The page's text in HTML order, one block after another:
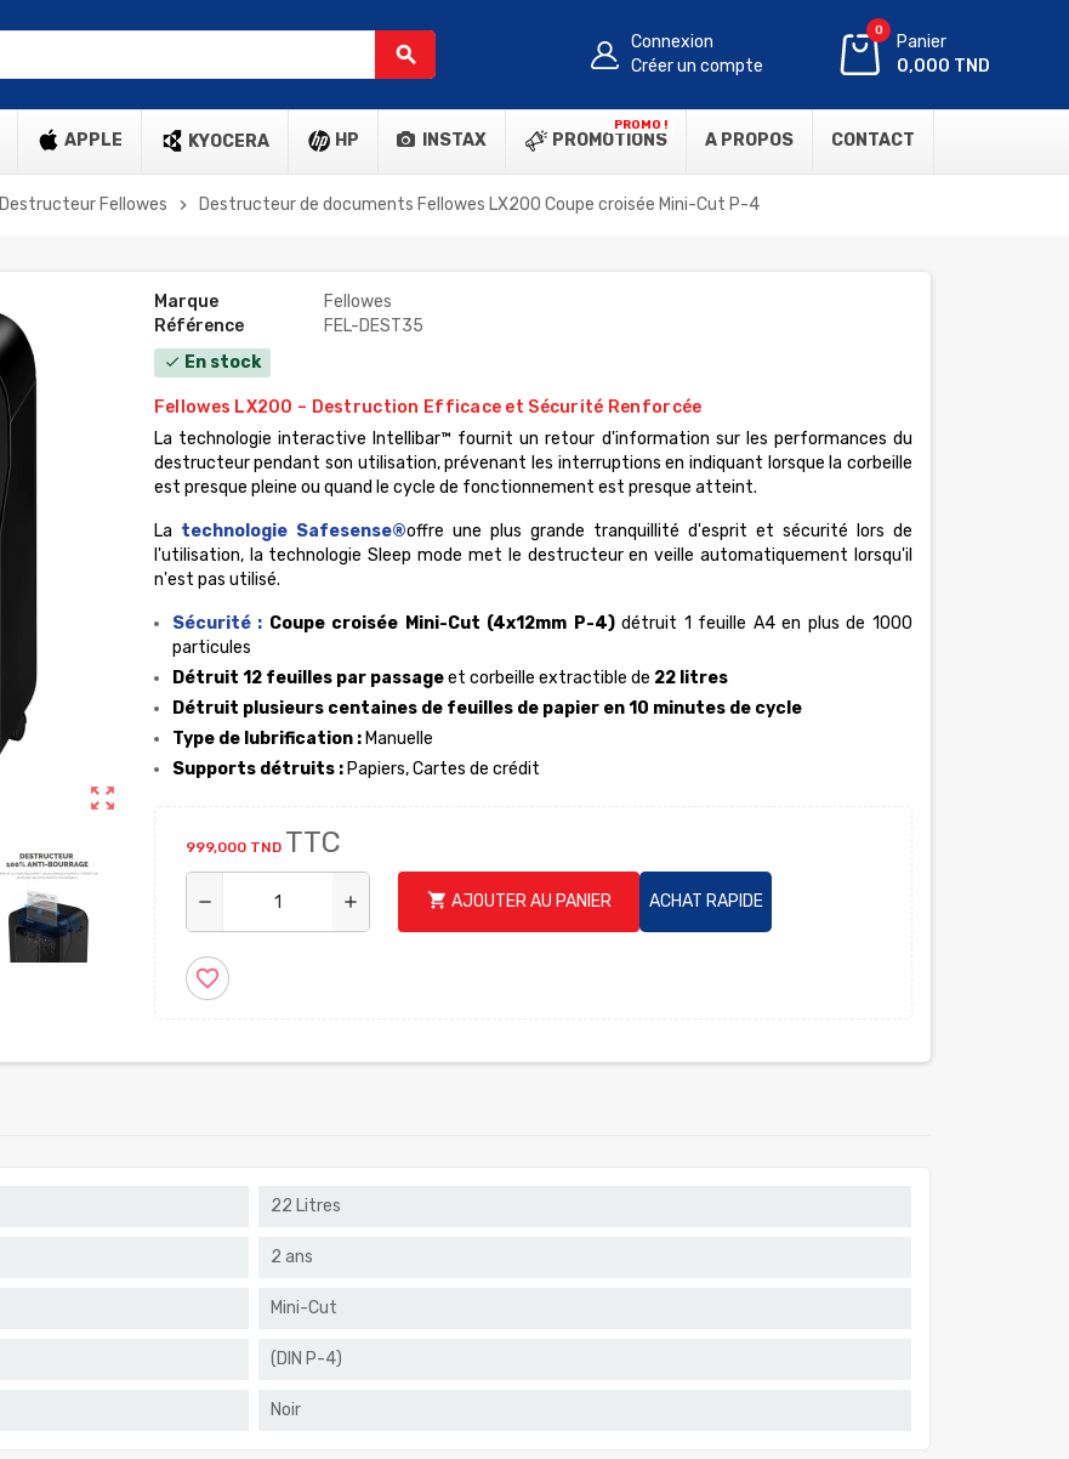
search
Connexion
Créer un compte
0
Panier
0,000 TND
APPLE KYOCERA HP INSTAX PROMOTIONS
PROMO !
A PROPOS CONTACT
Destructeur Fellowes chevron_right Destructeur de documents Fellowes LX200 Coupe croisée Mini-Cut P-4
zoom_out_map
Marque
Fellowes
Référence
FEL-DEST35
check En stock
Fellowes LX200 – Destruction Efficace et Sécurité Renforcée
La technologie interactive Intellibar™ fournit un retour d'information sur les performances du
destructeur pendant son utilisation, prévenant les interruptions en indiquant lorsque la corbeille
est presque pleine ou quand le cycle de fonctionnement est presque atteint.
La technologie Safesense®offre une plus grande tranquillité d'esprit et sécurité lors de
l'utilisation, la technologie Sleep mode met le destructeur en veille automatiquement lorsqu'il
n'est pas utilisé.
Sécurité : Coupe croisée Mini-Cut (4x12mm P-4)détruit 1 feuille A4 en plus de 1000
particules
Détruit 12 feuilles par passageet corbeille extractible de 22 litres
Détruit plusieurs centaines de feuilles de papier en 10 minutes de cycle
Type de lubrification :Manuelle
Supports détruits :Papiers, Cartes de crédit
999,000 TND TTC
remove add shopping_cart AJOUTER AU PANIER ACHAT RAPIDE
favorite_border
22 Litres
2 ans
Mini-Cut
(DIN P-4)
Noir